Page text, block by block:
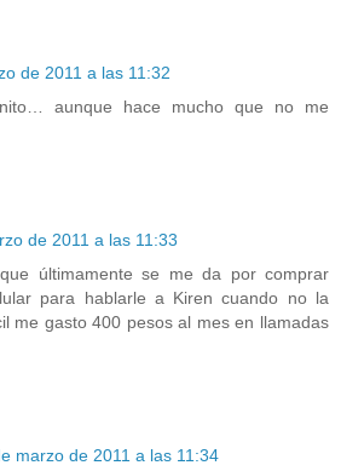
de 2011 a las 11:32
aunque hace mucho que no me
de 2011 a las 11:33
últimamente se me da por comprar
para hablarle a Kiren cuando no la
me gasto 400 pesos al mes en llamadas
marzo de 2011 a las 11:34